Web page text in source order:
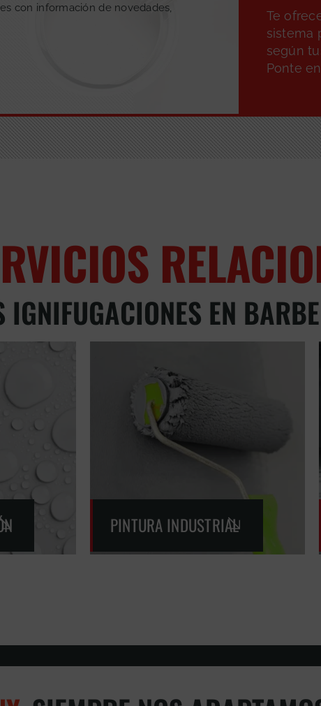
con información de novedades,
Te
sistema
según
Ponte
IGNIFUGACIONES EN
PINTURA INDUSTRIAL